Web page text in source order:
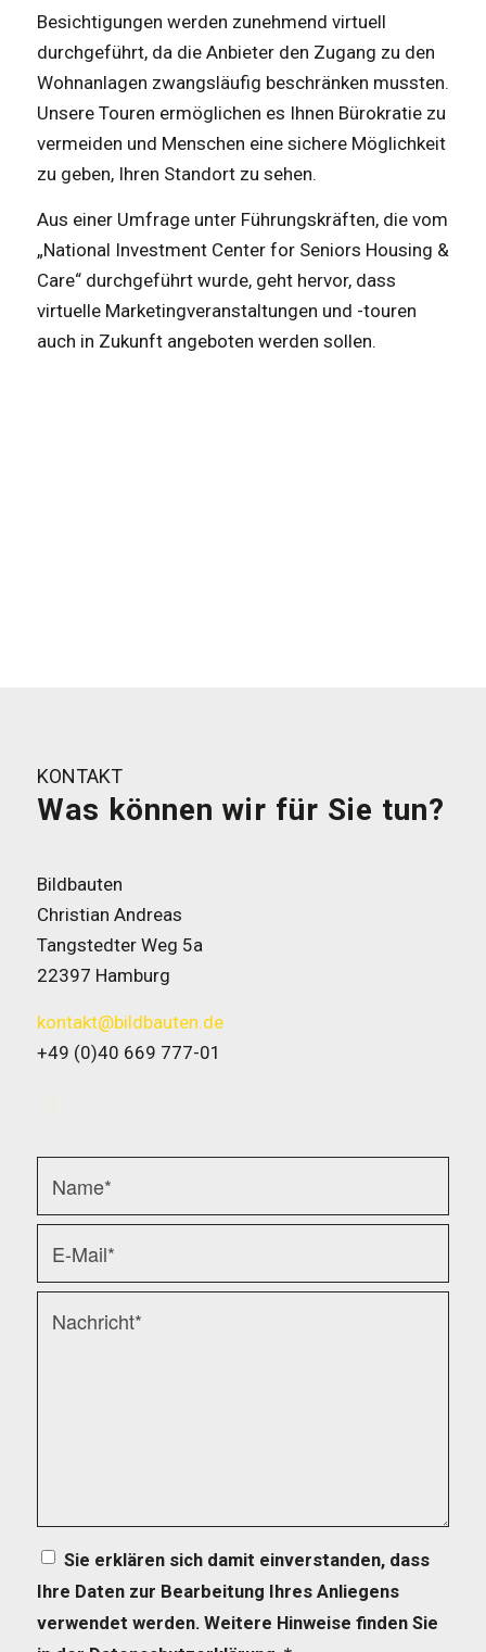
Besichtigungen werden zunehmend virtuell
durchgeführt, da die Anbieter den Zugang zu den
Wohnanlagen zwangsläufig beschränken mussten.
Unsere Touren ermöglichen es Ihnen Bürokratie zu
vermeiden und Menschen eine sichere Möglichkeit
zu geben, Ihren Standort zu sehen.
Aus einer Umfrage unter Führungskräften, die vom
„National Investment Center for Seniors Housing &
Care“ durchgeführt wurde, geht hervor, dass
virtuelle Marketingveranstaltungen und -touren
auch in Zukunft angeboten werden sollen.
KONTAKT
Was können wir für Sie tun?
Bildbauten
Christian Andreas
Tangstedter Weg 5a
22397 Hamburg
kontakt@bildbauten.de
+49 (0)40 669 777-01
Sie erklären sich damit einverstanden, dass
Ihre Daten zur Bearbeitung Ihres Anliegens
verwendet werden. Weitere Hinweise finden Sie